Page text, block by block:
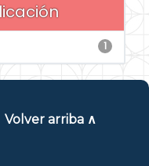
1
Volver arriba ∧